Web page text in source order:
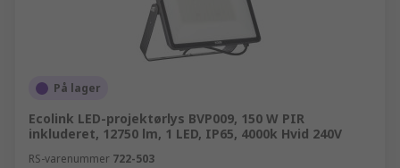
På lager
Ecolink LED-projektørlys BVP009, 150 W PIR
inkluderet, 12750 lm, 1 LED, IP65, 4000k Hvid 240V
RS-varenummer 722-503